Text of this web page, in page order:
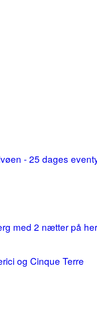
- 25 dages
med 2 nætter på
og Cinque Terre